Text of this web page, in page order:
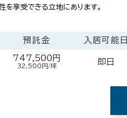
を享受できる立地にあります。
預託金 入居可能日
747,500円
32,500円/坪 即日